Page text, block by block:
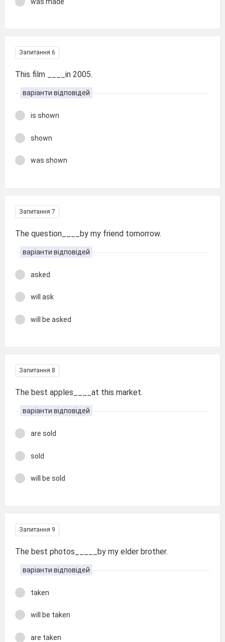
Запитання 6
This film ____in 2005.
варіанти відповідей
is shown
shown
was shown
Запитання 7
The question____by my friend tomorrow.
варіанти відповідей
asked
will ask
will be asked
Запитання 8
The best apples____at this market.
варіанти відповідей
are sold
sold
will be sold
Запитання 9
The best photos_____by my elder brother.
варіанти відповідей
taken
will be taken
are taken